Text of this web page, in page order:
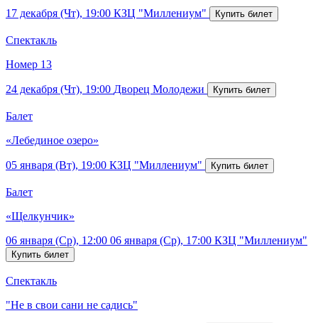
17 декабря (Чт), 19:00 КЗЦ "Миллениум"
Спектакль
Номер 13
24 декабря (Чт), 19:00 Дворец Молодежи
Балет
«Лебединое озеро»
05 января (Вт), 19:00 КЗЦ "Миллениум"
Балет
«Щелкунчик»
06 января (Ср), 12:00 06 января (Ср), 17:00 КЗЦ "Миллениум"
Спектакль
"Не в свои сани не садись"